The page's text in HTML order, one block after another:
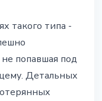
такого типа -
попавшая под
Детальных